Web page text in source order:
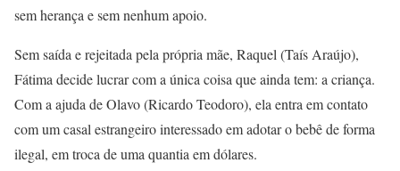
sem herança e sem nenhum apoio.
Sem saída e rejeitada pela própria mãe, Raquel (Taís Araújo),
Fátima decide lucrar com a única coisa que ainda tem: a criança.
Com a ajuda de Olavo (Ricardo Teodoro), ela entra em contato
com um casal estrangeiro interessado em adotar o bebê de forma
ilegal, em troca de uma quantia em dólares.